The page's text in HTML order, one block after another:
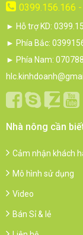
0399.156.166
► Hỗ trợ KD:
► Phía Bắc:
► Phía Nam:
Nhà nông cần
Cảm nhận khách
Mô hình sử dụng
Video
Bán Sỉ & lẻ